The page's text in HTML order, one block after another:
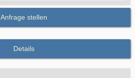
Anfrage stellen
Details